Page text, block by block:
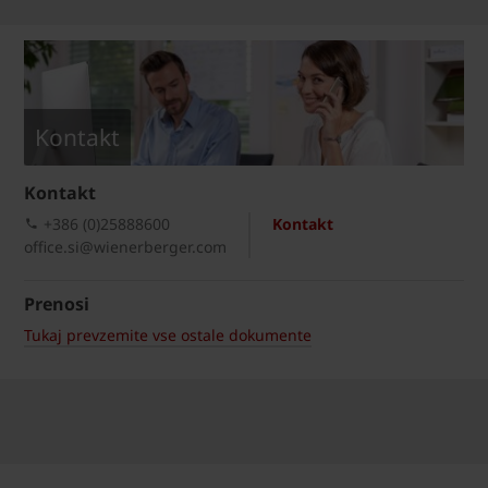
Kontakt
Kontakt
Kontakt
+386 (0)25888600
office.si@wienerberger.com
Prenosi
Tukaj prevzemite vse ostale dokumente